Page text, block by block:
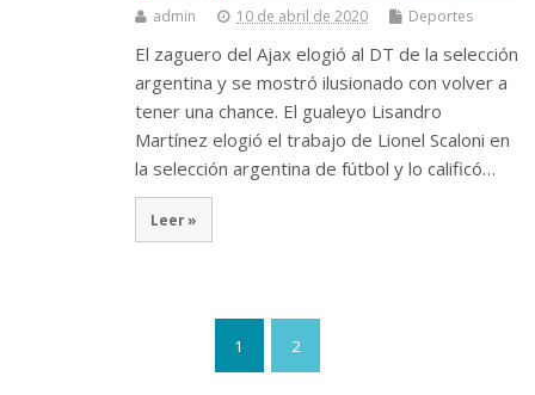
admin 10 de abril de 2020 Deportes
El zaguero del Ajax elogió al DT de la selección
argentina y se mostró ilusionado con volver a
tener una chance. El gualeyo Lisandro
Martínez elogió el trabajo de Lionel Scaloni en
la selección argentina de fútbol y lo calificó…
Leer »
1 2